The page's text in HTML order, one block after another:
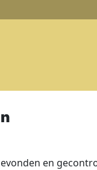
en